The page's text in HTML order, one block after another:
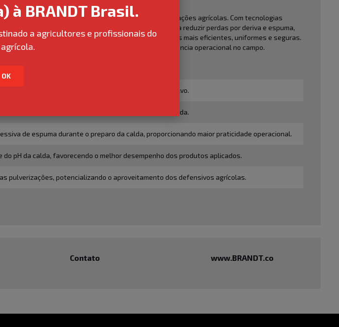
desenvolvida para maximizar a performance das aplicações agrícolas. Com tecnologias
da pulverização, seus produtos contribuem para reduzir perdas por deriva e espuma,
gotas, ajustar pH da calda e proporcionar aplicações mais eficientes, uniformes e seguras.
o melhor aproveitamento dos defensivos e a maior eficiência operacional no campo.
Action
favorecendo maior deposição da pulverização no alvo.
e cobertura das gotas sobre a superfície aplicada.
de espuma durante o preparo da calda, proporcionando maior praticidade operacional.
do pH da calda, favorecendo o melhor desempenho dos produtos aplicados.
pulverizações, potencializando o aproveitamento dos defensivos agrícolas.
Contato www.BRANDT.co
à BRANDT Brasil.
a agricultores e profissionais do
OK